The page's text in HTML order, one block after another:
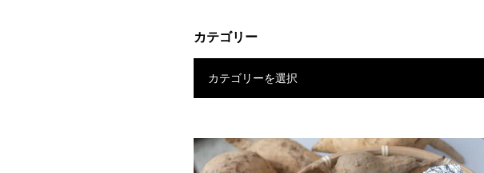
カテゴリー
カテゴリーを選択